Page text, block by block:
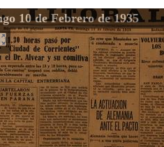
10 de Febrero de 1935